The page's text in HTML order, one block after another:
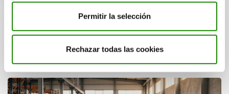
Permitir la selección
Rechazar todas las cookies
Los plásticos del futuro serán materiales 100%
biobasados, biodegradables o infinitamente
reciclables gracias al avance de…